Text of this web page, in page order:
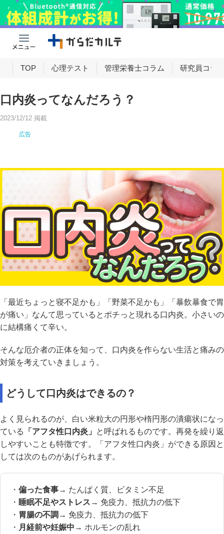
TOP 心理テスト 管理栄養士コラム 研究員コラ
口内炎ってなんだろう？
2023/12/12 掲載
「最近ちょっと寝不足かも」「野菜不足かも」「暴飲暴食で胃
が痛い」なんて思っているとポチっと現れる口内炎。小さいの
に結構痛くて辛い。
そんな厄介者の正体を知って、口内炎を作らない生活と痛みの
対策を考えていきましょう。
どうして口内炎はできるの？
よく見られるのが、白い米粒大の円形や楕円形の潰瘍状になっ
ている
「アフタ性口内炎」
と呼ばれるものです。再発を繰り返
しやすいことも特徴です。「アフタ性口内炎」ができる原因と
しては次のものがあげられます。
・ 偏った食事→ たんぱく質、ビタミン不足
・ 睡眠不足やストレス → 免疫力、抵抗力の低下
・ 胃腸の不調 → 免疫力、抵抗力の低下
・ 月経前や妊娠中 → ホルモンの乱れ